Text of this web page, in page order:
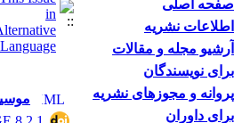
صفحه اصلی
اطلاعات نشریه
آرشیو مجله و مقالات
برای نویسندگان
پروانه و مجوزهای نشریه
برای داوران